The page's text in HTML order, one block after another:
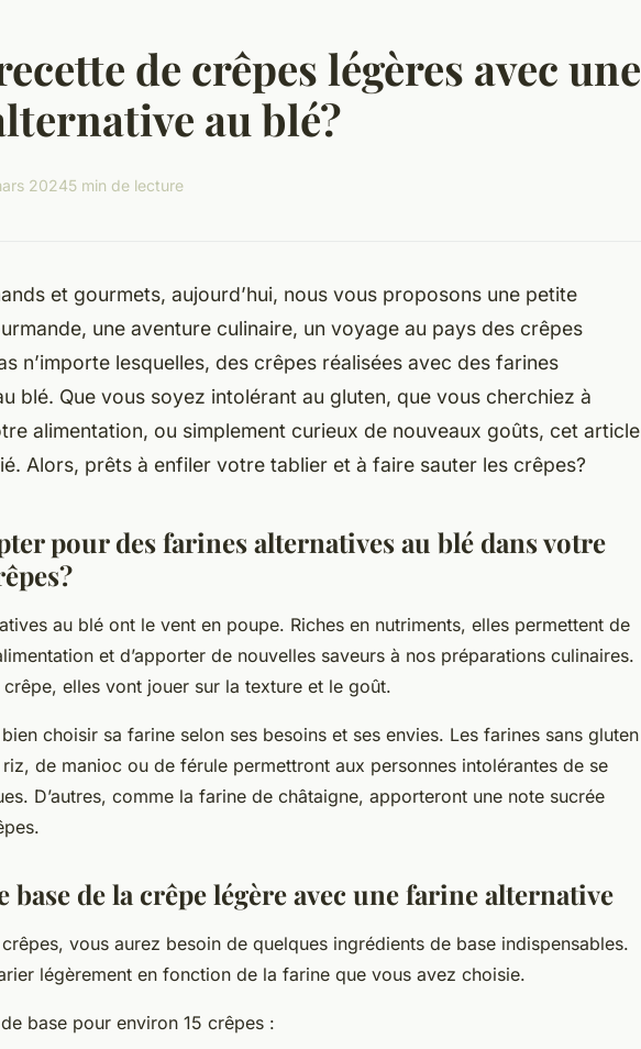
de crêpes légères avec une
au blé?
20245 min de lecture
et gourmets, aujourd’hui, nous vous proposons une petite
une aventure culinaire, un voyage au pays des crêpes
n’importe lesquelles, des crêpes réalisées avec des farines
blé. Que vous soyez intolérant au gluten, que vous cherchiez à
alimentation, ou simplement curieux de nouveaux goûts, cet article
Alors, prêts à enfiler votre tablier et à faire sauter les crêpes?
pour des farines alternatives au blé dans votre
au blé ont le vent en poupe. Riches en nutriments, elles permettent de
et d’apporter de nouvelles saveurs à nos préparations culinaires.
elles vont jouer sur la texture et le goût.
bien choisir sa farine selon ses besoins et ses envies. Les farines sans gluten
de manioc ou de férule permettront aux personnes intolérantes de se
D’autres, comme la farine de châtaigne, apporteront une note sucrée
base de la crêpe légère avec une farine alternative
vous aurez besoin de quelques ingrédients de base indispensables.
légèrement en fonction de la farine que vous avez choisie.
base pour environ 15 crêpes :